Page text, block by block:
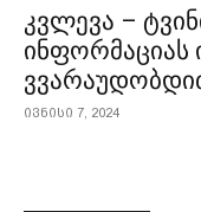
კვლევა –
ინფორმაციას
ივნისი 7, 2024